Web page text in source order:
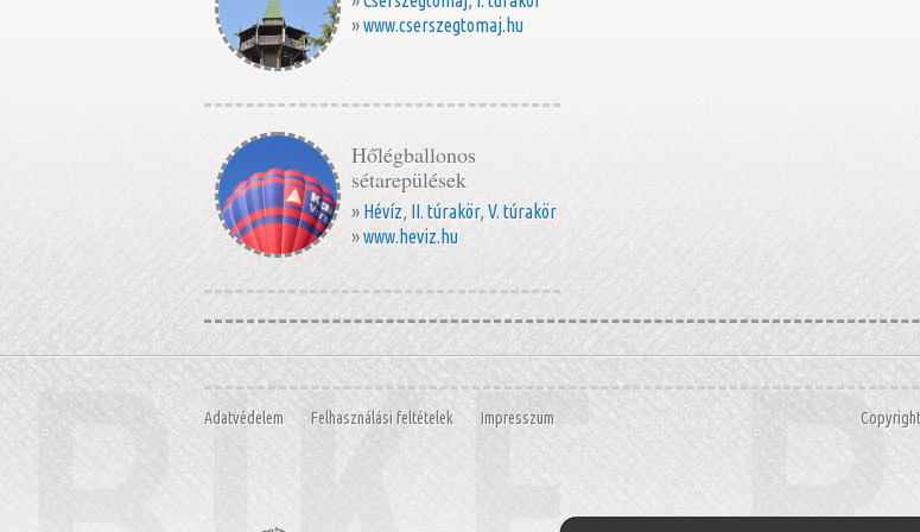
»www.cserszegtomaj.hu
Hőlégballonos
sétarepülések
» Hévíz, II. túrakör, V. túrakör
»www.heviz.hu
Adatvédelem Felhasználási feltételek Impresszum